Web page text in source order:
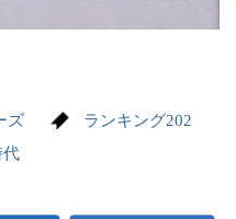
ズ
ランキング202
代